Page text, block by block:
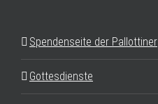
Spendenseite der Pallottiner
Gottesdienste